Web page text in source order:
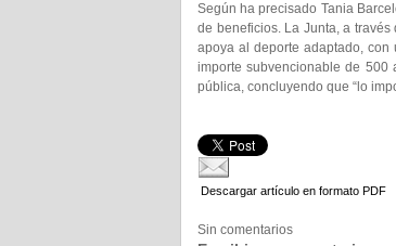
Según ha precisado Tania
de beneficios. La Junta, a
apoya al deporte adaptado, con
importe subvencionable de 500
pública, concluyendo que “lo
Descargar artículo en formato PDF
Sin comentarios